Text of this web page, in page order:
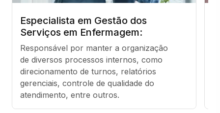
Especialista em Gestão dos
Serviços em Enfermagem:
Responsável por manter a organização
de diversos processos internos, como
direcionamento de turnos, relatórios
gerenciais, controle de qualidade do
atendimento, entre outros.